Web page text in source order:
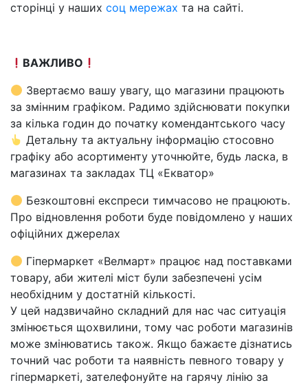
сторінці у наших соц мережах та на сайті.
ВАЖЛИВО
Звертаємо вашу увагу, що магазини працюють
за змінним графіком. Радимо здійснювати покупки
за кілька годин до початку комендантського часу
Детальну та актуальну інформацію стосовно
графіку або асортименту уточнюйте, будь ласка, в
магазинах та закладах ТЦ «Екватор»
Безкоштовні експреси тимчасово не працюють.
Про відновлення роботи буде повідомлено у наших
офіційних джерелах
Гіпермаркет «Велмарт» працює над поставками
товару, аби жителі міст були забезпечені усім
необхідним у достатній кількості.
У цей надзвичайно складний для нас час ситуація
змінюється щохвилини, тому час роботи магазинів
може змінюватись також. Якщо бажаєте дізнатись
точний час роботи та наявність певного товару у
гіпермаркеті, зателефонуйте на гарячу лінію за